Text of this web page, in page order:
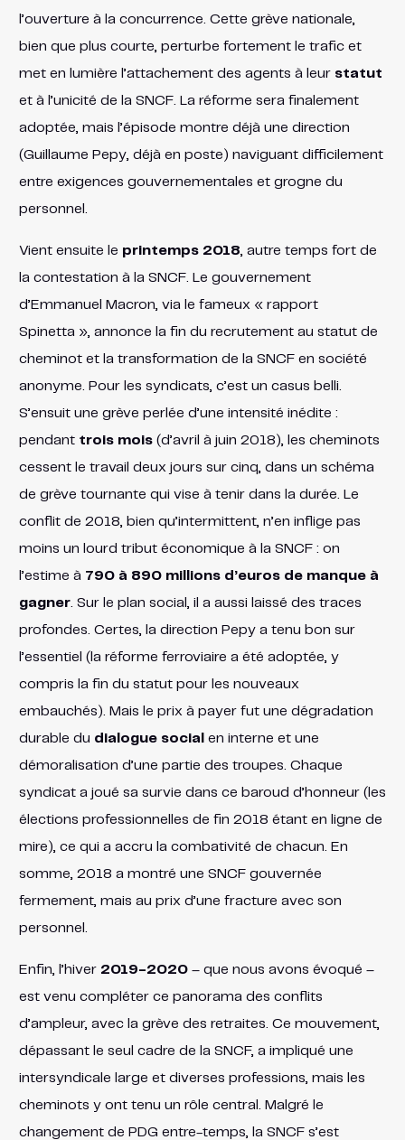
l’ouverture à la concurrence. Cette grève nationale,
bien que plus courte, perturbe fortement le trafic et
met en lumière l’attachement des agents à leur statut
et à l’unicité de la SNCF. La réforme sera finalement
adoptée, mais l’épisode montre déjà une direction
(Guillaume Pepy, déjà en poste) naviguant difficilement
entre exigences gouvernementales et grogne du
personnel.
Vient ensuite le printemps 2018 , autre temps fort de
la contestation à la SNCF. Le gouvernement
d’Emmanuel Macron, via le fameux « rapport
Spinetta », annonce la fin du recrutement au statut de
cheminot et la transformation de la SNCF en société
anonyme. Pour les syndicats, c’est un casus belli.
S’ensuit une grève perlée d’une intensité inédite :
pendant trois mois(d’avril à juin 2018), les cheminots
cessent le travail deux jours sur cinq, dans un schéma
de grève tournante qui vise à tenir dans la durée. Le
conflit de 2018, bien qu’intermittent, n’en inflige pas
moins un lourd tribut économique à la SNCF : on
l’estime à 790 à 890 millions d’euros de manque à
gagner. Sur le plan social, il a aussi laissé des traces
profondes. Certes, la direction Pepy a tenu bon sur
l’essentiel (la réforme ferroviaire a été adoptée, y
compris la fin du statut pour les nouveaux
embauchés). Mais le prix à payer fut une dégradation
durable du dialogue social en interne et une
démoralisation d’une partie des troupes. Chaque
syndicat a joué sa survie dans ce baroud d’honneur (les
élections professionnelles de fin 2018 étant en ligne de
mire), ce qui a accru la combativité de chacun​. En
somme, 2018 a montré une SNCF gouvernée
fermement, mais au prix d’une fracture avec son
personnel.
Enfin, l’hiver 2019-2020– que nous avons évoqué –
est venu compléter ce panorama des conflits
d’ampleur, avec la grève des retraites. Ce mouvement,
dépassant le seul cadre de la SNCF, a impliqué une
intersyndicale large et diverses professions, mais les
cheminots y ont tenu un rôle central. Malgré le
changement de PDG entre-temps, la SNCF s’est